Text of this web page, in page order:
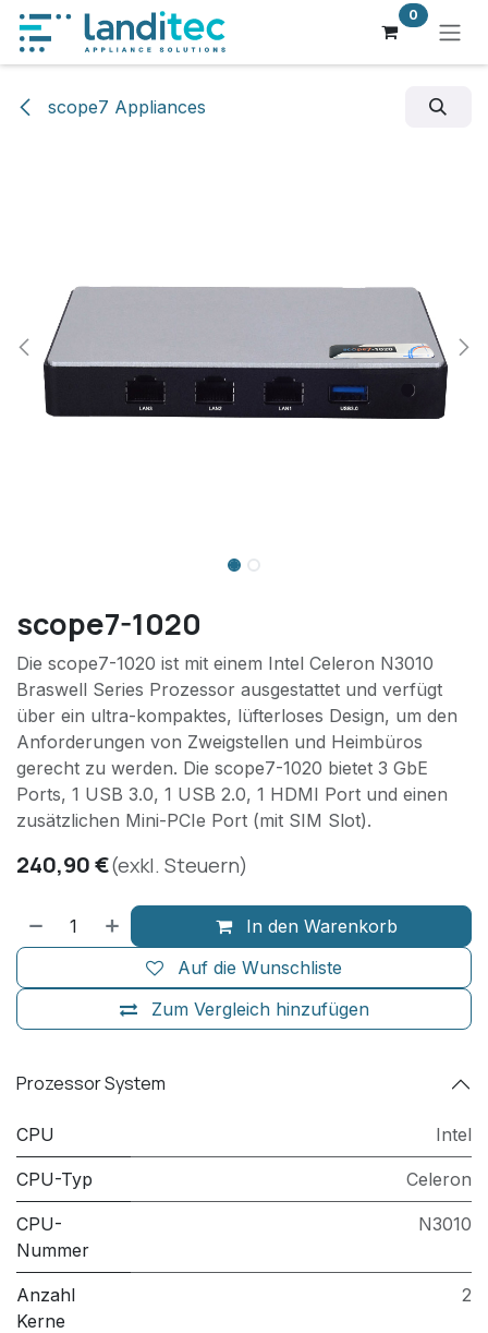
Zum Inhalt springen 0
scope7 Appliances
scope7-1020
Die scope7-1020 ist mit einem Intel Celeron N3010
Braswell Series Prozessor ausgestattet und verfügt
über ein ultra-kompaktes, lüfterloses Design, um den
Anforderungen von Zweigstellen und Heimbüros
gerecht zu werden. Die scope7-1020 bietet 3 GbE
Ports, 1 USB 3.0, 1 USB 2.0, 1 HDMI Port und einen
zusätzlichen Mini-PCIe Port (mit SIM Slot).
240,90€(exkl. Steuern)
In den Warenkorb
Zum Vergleich hinzufügen
Auf die Wunschliste
Prozessor System
CPU Intel
CPU-Typ Celeron
CPU-
Nummer
N3010
Anzahl
Kerne
2